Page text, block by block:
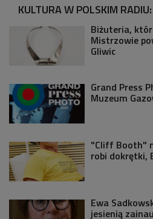
KULTURA W POLSKIM RADIU:
Biżuteria,
Mistrzowie
Gliwic
Grand Press
Muzeum
"Cliff Booth"
robi dokrętki,
Ewa
jesienią